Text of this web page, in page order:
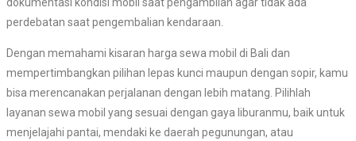
perdebatan saat pengembalian kendaraan.
Dengan memahami kisaran harga sewa mobil di Bali dan
mempertimbangkan pilihan lepas kunci maupun dengan sopir, kamu
bisa merencanakan perjalanan dengan lebih matang. Pilihlah
layanan sewa mobil yang sesuai dengan gaya liburanmu, baik untuk
menjelajahi pantai, mendaki ke daerah pegunungan, atau